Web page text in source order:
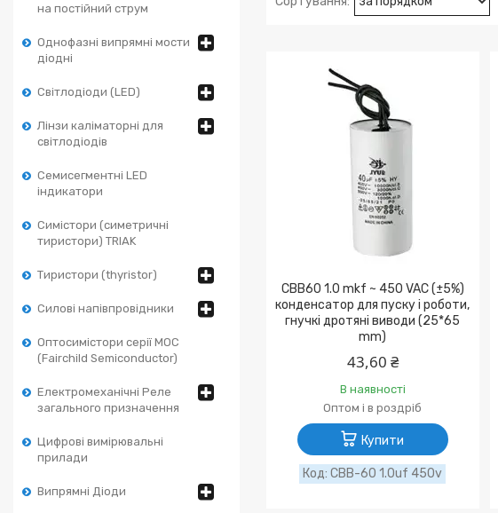
на постійний струм
Однофазні випрямні мости
діодні
Світлодіоди (LED)
Лінзи каліматорні для
світлодіодів
Семисегментні LED
індикатори
Симістори (симетричні
тиристори) TRIAK
Тиристори (thyristor)
Силові напівпровідники
Оптосимістори серії MOC
(Fairchild Semiconductor)
Електромеханічні Реле
загального призначення
Цифрові вимірювальні
прилади
Випрямні Діоди
CBB60 1.0 mkf ~ 450 VAC (±5%)
конденсатор для пуску і роботи,
гнучкі дротяні виводи (25*65
mm)
43,60 ₴
В наявності
Оптом і в роздріб
Купити
CBB-60 1.0uf 450v